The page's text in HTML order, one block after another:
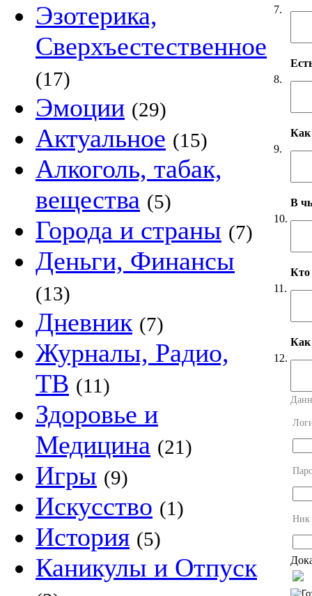
Эзотерика,
Сверхъестественное
(17)
Эмоции (29)
Актуальное (15)
Алкоголь, табак,
вещества (5)
Города и страны (7)
Деньги, Финансы
(13)
Дневник (7)
Журналы, Радио,
ТВ (11)
Здоровье и
Медицина (21)
Игры (9)
Искусство (1)
История (5)
Каникулы и Отпуск
7.
8.
9.
Как
10.
В
11.
Кто
12.
Как
Ник